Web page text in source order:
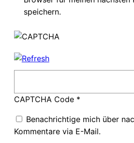
speichern.
CAPTCHA Code*
Benachrichtige mich über
Kommentare via E-Mail.